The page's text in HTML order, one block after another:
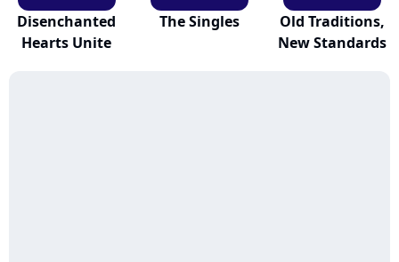
Disenchanted
Hearts Unite
The Singles
Old Traditions,
New Standards